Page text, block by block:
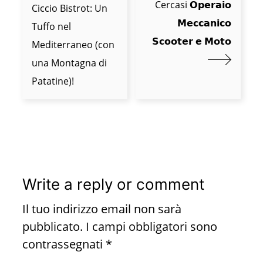
Ciccio Bistrot: Un
Tuffo nel
Mediterraneo (con
una Montagna di
Patatine)!
Cercasi 𝗢𝗽𝗲𝗿𝗮𝗶𝗼
𝗠𝗲𝗰𝗰𝗮𝗻𝗶𝗰𝗼
𝗦𝗰𝗼𝗼𝘁𝗲𝗿 𝗲 𝗠𝗼𝘁𝗼
Write a reply or comment
Il tuo indirizzo email non sarà
pubblicato. I campi obbligatori sono
contrassegnati *